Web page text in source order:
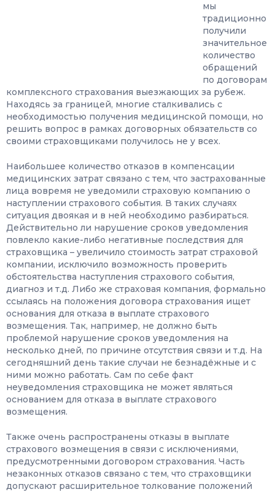
мы
традиционно
получили
значительное
количество
обращений
по договорам
комплексного страхования выезжающих за рубеж.
Находясь за границей, многие сталкивались с
необходимостью получения медицинской помощи, но
решить вопрос в рамках договорных обязательств со
своими страховщиками получилось не у всех.
Наибольшее количество отказов в компенсации
медицинских затрат связано с тем, что застрахованные
лица вовремя не уведомили страховую компанию о
наступлении страхового события. В таких случаях
ситуация двоякая и в ней необходимо разбираться.
Действительно ли нарушение сроков уведомления
повлекло какие-либо негативные последствия для
страховщика – увеличило стоимость затрат страховой
компании, исключило возможность проверить
обстоятельства наступления страхового события,
диагноз и т.д. Либо же страховая компания, формально
ссылаясь на положения договора страхования ищет
основания для отказа в выплате страхового
возмещения. Так, например, не должно быть
проблемой нарушение сроков уведомления на
несколько дней, по причине отсутствия связи и т.д. На
сегодняшний день такие случаи не безнадёжные и с
ними можно работать. Сам по себе факт
неуведомления страховщика не может являться
основанием для отказа в выплате страхового
возмещения.
Также очень распространены отказы в выплате
страхового возмещения в связи с исключениями,
предусмотренными договором страхования. Часть
незаконных отказов связано с тем, что страховщики
допускают расширительное толкование положений